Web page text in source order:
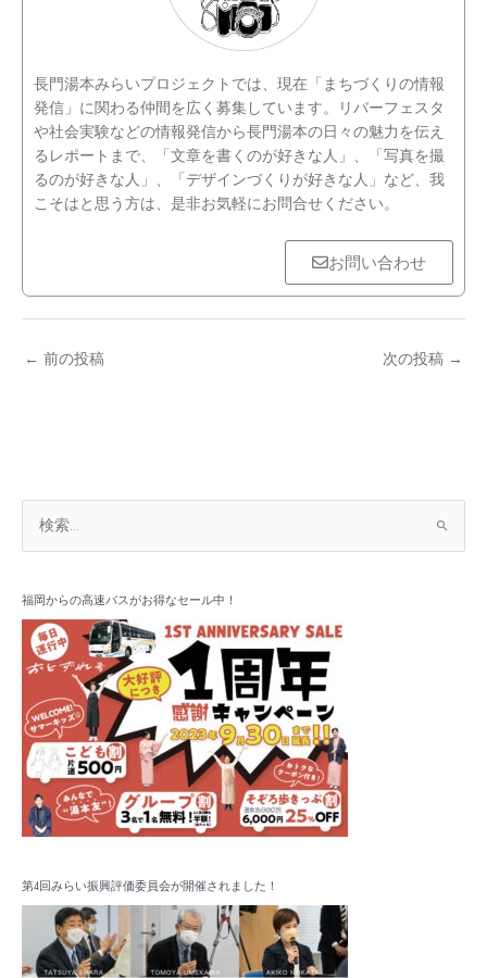
長門湯本みらいプロジェクトでは、現在「まちづくりの情報
発信」に関わる仲間を広く募集しています。リバーフェスタ
や社会実験などの情報発信から長門湯本の日々の魅力を伝え
るレポートまで、「文章を書くのが好きな人」、「写真を撮
るのが好きな人」、「デザインづくりが好きな人」など、我
こそはと思う方は、是非お気軽にお問合せください。
お問い合わせ
← 前の投稿 次の投稿 →
索
象
:
福岡からの高速バスがお得なセール中！
第4回みらい振興評価委員会が開催されました！
カ
ブ